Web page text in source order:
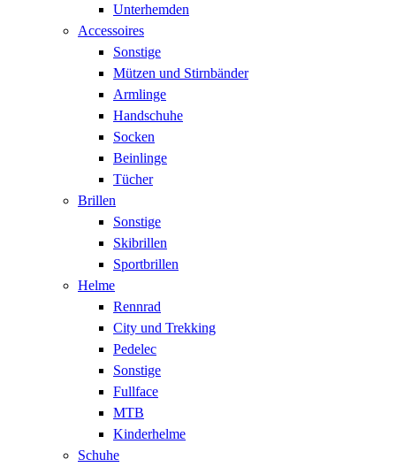
Unterhemden
Accessoires
Sonstige
Mützen und Stirnbänder
Armlinge
Handschuhe
Socken
Beinlinge
Tücher
Brillen
Sonstige
Skibrillen
Sportbrillen
Helme
Rennrad
City und Trekking
Pedelec
Sonstige
Fullface
MTB
Kinderhelme
Schuhe